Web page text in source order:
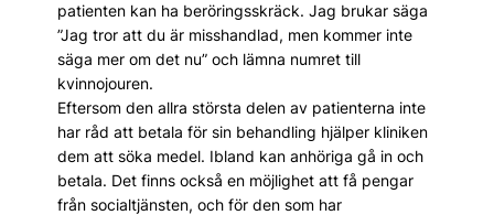
patienten kan ha beröringsskräck. Jag brukar säga
”Jag tror att du är misshandlad, men kommer inte
säga mer om det nu” och lämna numret till
kvinnojouren.
Eftersom den allra största delen av patienterna inte
har råd att betala för sin behandling hjälper kliniken
dem att söka medel. Ibland kan anhöriga gå in och
betala. Det finns också en möjlighet att få pengar
från social­tjänsten, och för den som har